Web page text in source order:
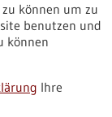
können um zu
benutzen und
können
Ihre